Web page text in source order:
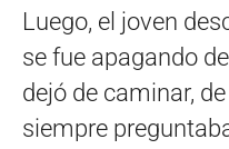
Luego, el joven
se fue apagando
dejó de caminar,
siempre